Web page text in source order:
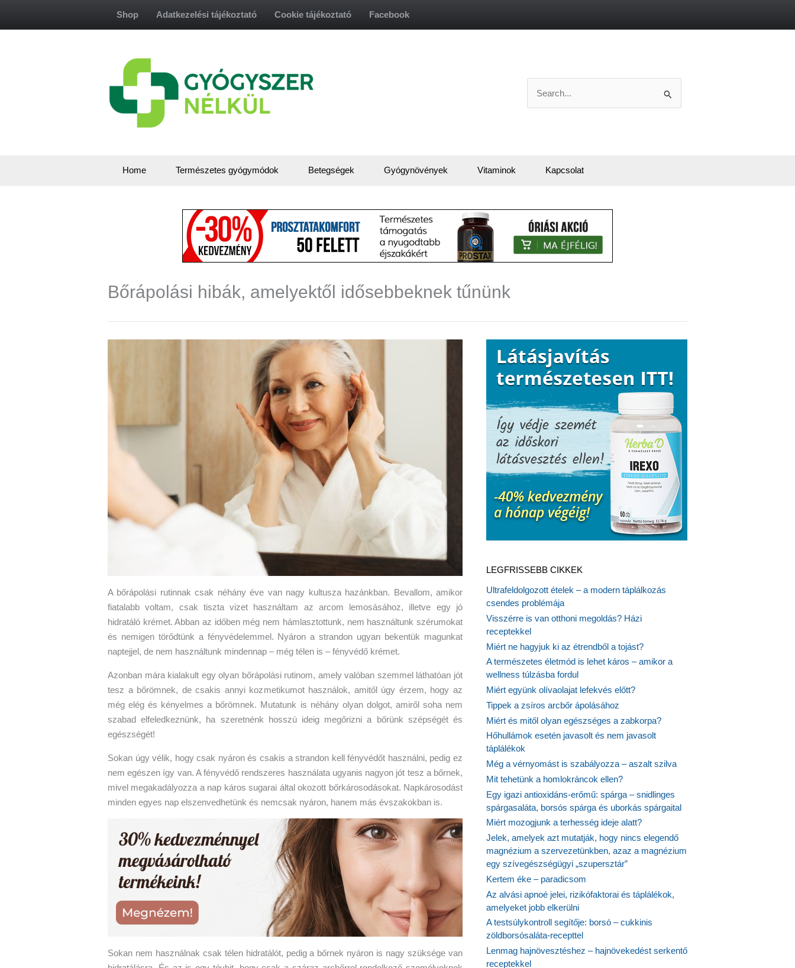
Shop Adatkezelési tájékoztató Cookie tájékoztató Facebook
for:
Home Természetes gyógymódok Betegségek Gyógynövények Vitaminok Kapcsolat
Bőrápolási hibák, amelyektől idősebbeknek tűnünk
A bőrápolási rutinnak csak néhány éve van nagy kultusza hazánkban. Bevallom, amikor
fiatalabb voltam, csak tiszta vizet használtam az arcom lemosásához, illetve egy jó
hidratáló krémet. Abban az időben még nem hámlasztottunk, nem használtunk szérumokat
és nemigen törődtünk a fényvédelemmel. Nyáron a strandon ugyan bekentük magunkat
naptejjel, de nem használtunk mindennap – még télen is – fényvédő krémet.
Azonban mára kialakult egy olyan bőrápolási rutinom, amely valóban szemmel láthatóan jót
tesz a bőrömnek, de csakis annyi kozmetikumot használok, amitől úgy érzem, hogy az
még elég és kényelmes a bőrömnek. Mutatunk is néhány olyan dolgot, amiről soha nem
szabad elfeledkeznünk, ha szeretnénk hosszú ideig megőrizni a bőrünk szépségét és
egészségét!
Sokan úgy vélik, hogy csak nyáron és csakis a strandon kell fényvédőt használni, pedig ez
nem egészen így van. A fényvédő rendszeres használata ugyanis nagyon jót tesz a bőrnek,
mivel megakadályozza a nap káros sugarai által okozott bőrkárosodásokat. Napkárosodást
minden egyes nap elszenvedhetünk és nemcsak nyáron, hanem más évszakokban is.
Sokan nem használnak csak télen hidratálót, pedig a bőrnek nyáron is nagy szüksége van
LEGFRISSEBB CIKKEK
Ultrafeldolgozott ételek – a modern táplálkozás
csendes problémája
Visszérre is van otthoni megoldás? Házi
receptekkel
Miért ne hagyjuk ki az étrendből a tojást?
A természetes életmód is lehet káros – amikor a
wellness túlzásba fordul
Miért együnk olívaolajat lefekvés előtt?
Tippek a zsíros arcbőr ápolásához
Miért és mitől olyan egészséges a zabkorpa?
Hőhullámok esetén javasolt és nem javasolt
táplálékok
Még a vérnyomást is szabályozza – aszalt szilva
Mit tehetünk a homlokráncok ellen?
Egy igazi antioxidáns-erőmű: spárga – snidlinges
spárgasaláta, borsós spárga és uborkás spárgaital
Miért mozogjunk a terhesség ideje alatt?
Jelek, amelyek azt mutatják, hogy nincs elegendő
magnézium a szervezetünkben, azaz a magnézium
egy szívegészségügyi „szupersztár”
Kertem éke – paradicsom
Az alvási apnoé jelei, rizikófaktorai és táplálékok,
amelyeket jobb elkerülni
A testsúlykontroll segítője: borsó – cukkinis
zöldborsósaláta-recepttel
Lenmag hajnövesztéshez – hajnövekedést serkentő
receptekkel